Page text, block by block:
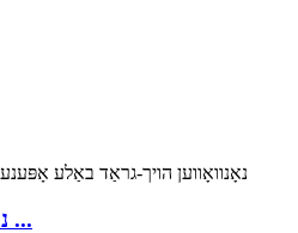
ניט-וואָווען הויך גראַד באַ ...